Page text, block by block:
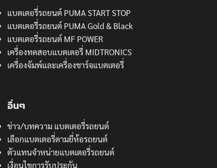
แบตเตอรี่รถยนต์ PUMA START STOP
แบตเตอรี่รถยนต์ PUMA Gold & Black
แบตเตอรี่รถยนต์ MF POWER
เครื่องทดสอบแบตเตอรี่ MIDTRONICS
เครื่องจัมพ์และเครื่องชาร์จแบตเตอรี่
อื่นๆ
ข่าว/บทความ แบตเตอรี่รถยนต์
เลือกแบตเตอรี่ตามยี่ห้อรถยนต์
ตัวแทนจำหน่ายแบตเตอรี่รถยนต์
เงื่อนไขการรับประกัน